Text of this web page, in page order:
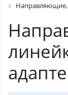
Направляющие,